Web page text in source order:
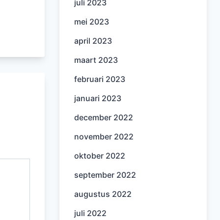
juli 2023
mei 2023
april 2023
maart 2023
februari 2023
januari 2023
december 2022
november 2022
oktober 2022
september 2022
augustus 2022
juli 2022